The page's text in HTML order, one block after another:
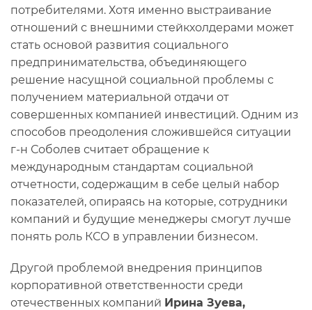
потребителями. Хотя именно выстраивание
отношений с внешними стейкхолдерами может
стать основой развития социального
предпринимательства, объединяющего
решение насущной социальной проблемы с
получением материальной отдачи от
совершенных компанией инвестиций. Одним из
способов преодоления сложившейся ситуации
г-н Соболев считает обращение к
международным стандартам социальной
отчетности, содержащим в себе целый набор
показателей, опираясь на которые, сотрудники
компаний и будущие менеджеры смогут лучше
понять роль КСО в управлении бизнесом.
Другой проблемой внедрения принципов
корпоративной ответственности среди
отечественных компаний Ирина Зуева,